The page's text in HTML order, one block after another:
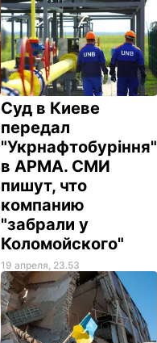
Суд в Киеве
передал
"Укрнафтобуріння"
в АРМА. СМИ
пишут, что
компанию
"забрали у
Коломойского"
19 апреля, 23.53